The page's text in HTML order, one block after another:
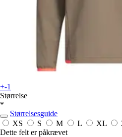
+-1
Størrelse
*
Størrelsesguide
XS
S M L XL
Dette felt er påkrævet